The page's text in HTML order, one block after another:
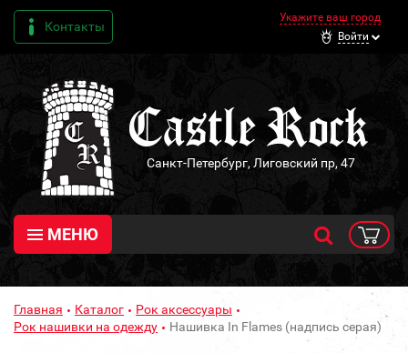
Контакты
Укажите ваш город
Войти
Санкт-Петербург, Лиговский пр, 47
МЕНЮ
Главная Каталог
Рок аксессуары
Рок нашивки на одежду
Нашивка In Flames (надпись серая)